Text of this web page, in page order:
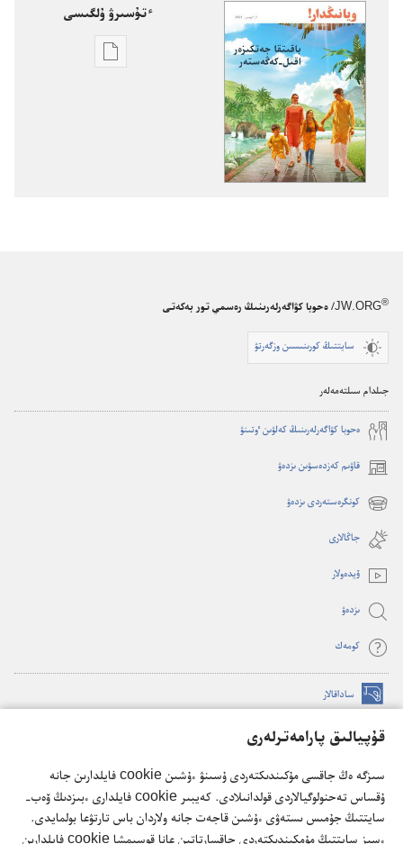
قۇپيالىق پارامەترلەرى
سىزگە ەڭ جاقسى مۇكىندىكتەردى ۇسىنۋ ءۇشىن cookie فايلدارىن جانە
ۇقساس تەحنولوگيالاردى قولدانىلادى. كەيبىر cookie فايلدارى ءبىزدىڭ ۆەب-
سايتتىڭ جۇمىس ىستەۋى ءۇشىن قاجەت جانە ولاردان باس تارتۋعا بولمايدى.
ٴتۇسىرۋ ۇلگىسى
ادەبيەتتەردىڭ
JW.ORG® / ەحوبا كۋاگەرلەرىنىڭ رەسمي تور بەكەتى
سايتتىڭ كورىنىسىن وزگەرتۋ
جىلدام سىلتەمەلەر
ە‌حوبا كۋاگە‌رلە‌رىنىڭ كە‌لۋىن ٶتىنۋ
قاۋىم كەزدەسۋىن ىزدەۋ
(opens
new
window)
كونگرەستەردى ىزدەۋ
(opens
new
window)
جاڭالارى
ۆيدە‌ولار
ىزدە‌ۋ
كومە‌ك
ساداقالار
(opens
window) كۇزەت مۇناراسىنىڭ تورداعى كىتاپحاناسى
new
window)
JW Hub
®
(opens
new
JW Library